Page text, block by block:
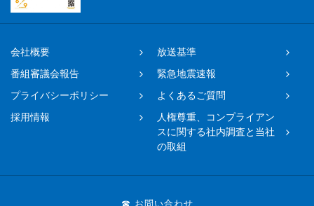
会社概要
放送基準
番組審議会報告
緊急地震速報
プライバシーポリシー
よくあるご質問
採用情報
人権尊重、コンプライアン
スに関する社内調査と当社
の取組
☎ お問い合わせ